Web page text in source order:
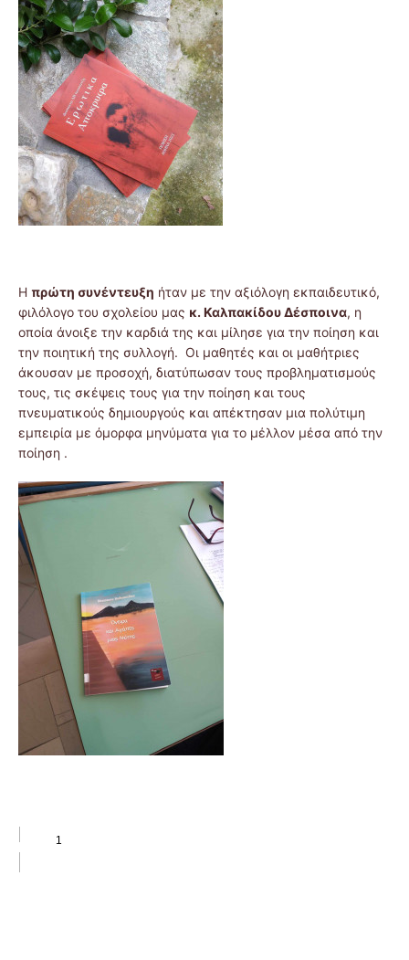
Η πρώτη συνέντευξη ήταν με την αξιόλογη εκπαιδευτικό,
φιλόλογο του σχολείου μας κ. Καλπακίδου Δέσποινα, η
οποία άνοιξε την καρδιά της και μίλησε για την ποίηση και
την ποιητική της συλλογή. Οι μαθητές και οι μαθήτριες
άκουσαν με προσοχή, διατύπωσαν τους προβληματισμούς
τους, τις σκέψεις τους για την ποίηση και τους
πνευματικούς δημιουργούς και απέκτησαν μια πολύτιμη
εμπειρία με όμορφα μηνύματα για το μέλλον μέσα από την
ποίηση .